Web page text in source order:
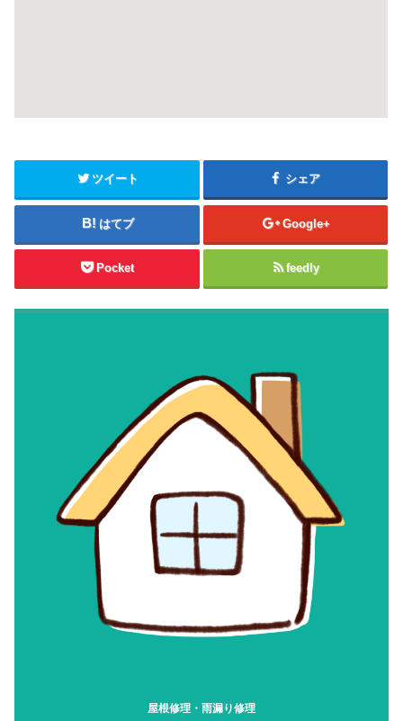
ツイート シェア
はてブ Google+
Pocket feedly
屋根修理・雨漏り修理